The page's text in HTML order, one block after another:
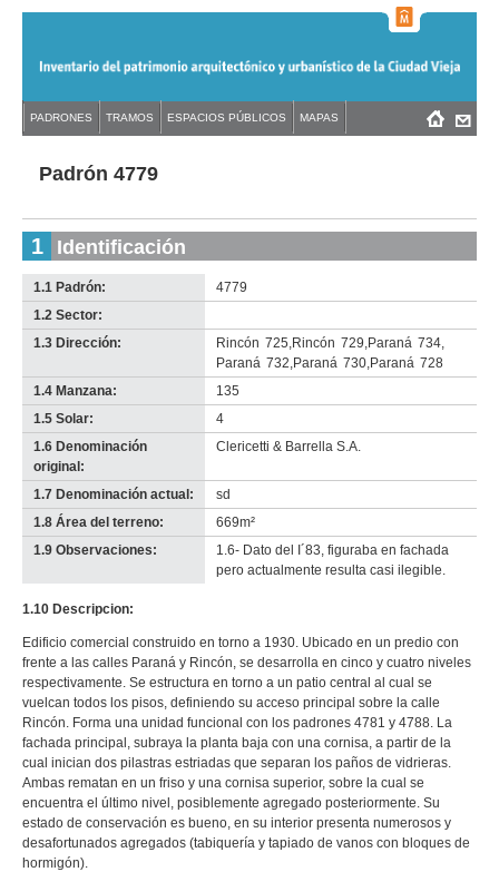
navigation
Back
topPadrón 4779
1 Identificación
1.1 Padrón:
4779
1.2 Sector:
no
info-
1.3 Dirección: Rincón 725,Rincón 729,Paraná 734,
Paraná 732,Paraná 730,Paraná 728
1.4 Manzana:
135
1.5 Solar:
4
1.6 Denominación
original:
Clericetti & Barrella S.A.
1.7 Denominación actual:
sd
1.8 Área del terreno:
669m²
1.9 Observaciones:
1.6- Dato del I´83, figuraba en fachada
pero actualmente resulta casi ilegible.
1.10 Descripcion:
Edificio comercial construido en torno a 1930. Ubicado en un predio con
frente a las calles Paraná y Rincón, se desarrolla en cinco y cuatro niveles
respectivamente. Se estructura en torno a un patio central al cual se
vuelcan todos los pisos, definiendo su acceso principal sobre la calle
Rincón. Forma una unidad funcional con los padrones 4781 y 4788. La
fachada principal, subraya la planta baja con una cornisa, a partir de la
cual inician dos pilastras estriadas que separan los paños de vidrieras.
Ambas rematan en un friso y una cornisa superior, sobre la cual se
encuentra el último nivel, posiblemente agregado posteriormente. Su
estado de conservación es bueno, en su interior presenta numerosos y
desafortunados agregados (tabiquería y tapiado de vanos con bloques de
hormigón).
Back
to Menú
PADRONES TRAMOS ESPACIOS PÚBLICOS MAPAS